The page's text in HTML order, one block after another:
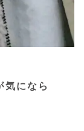
気になら